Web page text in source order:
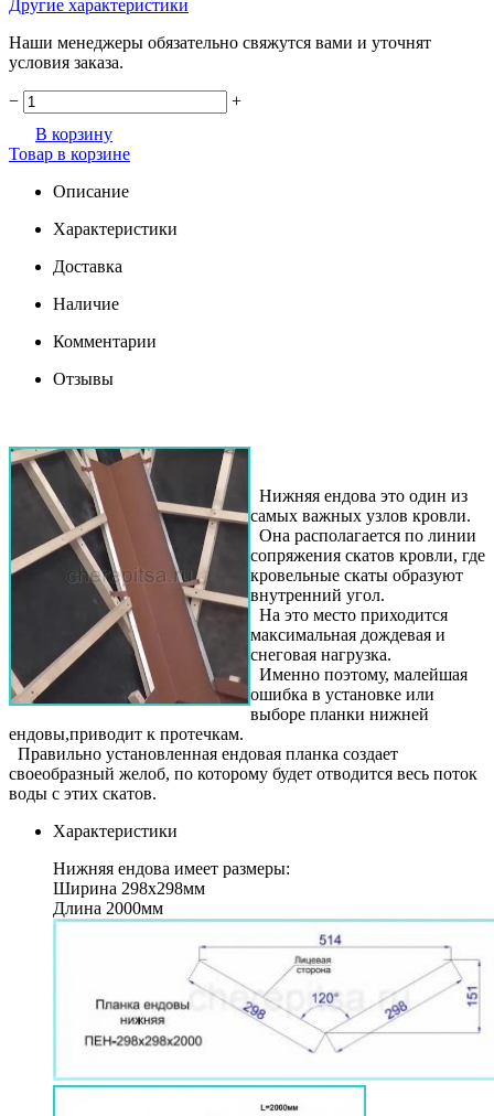
Другие характеристики
Наши менеджеры обязательно свяжутся вами и уточнят
условия заказа.
−
+
В корзину
Товар в корзине
Описание
Характеристики
Доставка
Наличие
Комментарии
Отзывы
Нижняя ендова это один из
самых важных узлов кровли.
Она располагается по линии
сопряжения скатов кровли, где
кровельные скаты образуют
внутренний угол.
На это место приходится
максимальная дождевая и
снеговая нагрузка.
Именно поэтому, малейшая
ошибка в установке или
выборе планки нижней
ендовы,приводит к протечкам.
Правильно установленная ендовая планка создает
своеобразный желоб, по которому будет отводится весь поток
воды с этих скатов.
Характеристики
Нижняя ендова имеет размеры:
Ширина 298х298мм
Длина 2000мм